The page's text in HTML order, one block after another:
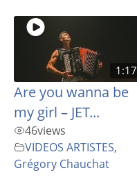
1:17
Are you wanna be
my girl – JET...
46views
VIDEOS ARTISTES,
Grégory Chauchat